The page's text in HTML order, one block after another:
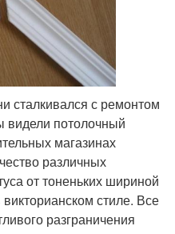
сталкивался с ремонтом
видели потолочный
магазинах
различных
от тоненьких шириной
стиле. Все
разграничения